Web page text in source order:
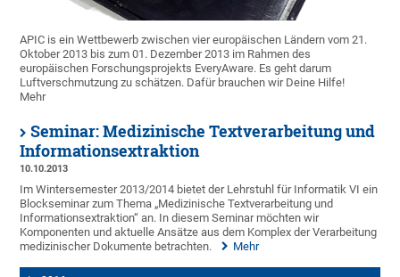
APIC is ein Wettbewerb zwischen vier europäischen Ländern vom 21.
Oktober 2013 bis zum 01. Dezember 2013 im Rahmen des
europäischen Forschungsprojekts EveryAware. Es geht darum
Luftverschmutzung zu schätzen. Dafür brauchen wir Deine Hilfe!
Mehr
Seminar: Medizinische Textverarbeitung und
Informationsextraktion
10.10.2013
Im Wintersemester 2013/2014 bietet der Lehrstuhl für Informatik VI ein
Blockseminar zum Thema „Medizinische Textverarbeitung und
Informationsextraktion“ an. In diesem Seminar möchten wir
Komponenten und aktuelle Ansätze aus dem Komplex der Verarbeitung
medizinischer Dokumente betrachten.
Mehr